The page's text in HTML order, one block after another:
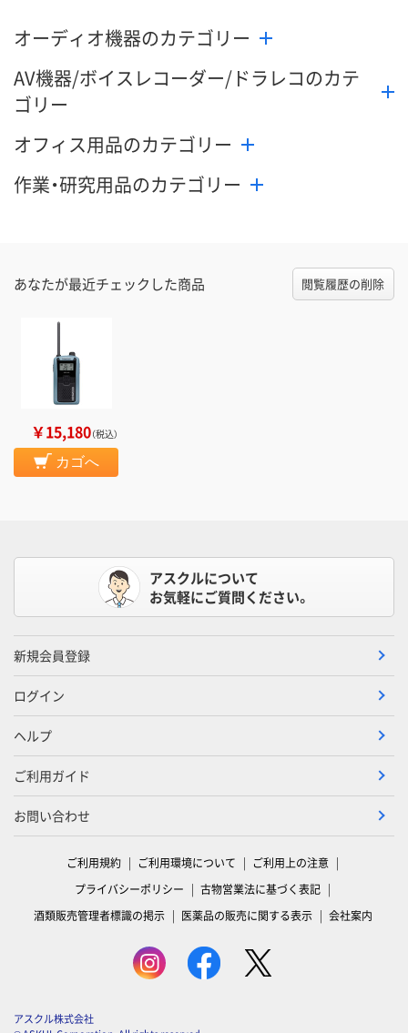
オーディオ機器のカテゴリー
AV機器/ボイスレコーダー/ドラレコのカテ
ゴリー
オフィス用品のカテゴリー
作業・研究用品のカテゴリー
あなたが最近チェックした商品 閲覧履歴の削除
￥15,180（税込）
カゴへ
アスクルについて
お気軽にご質問ください。
新規会員登録
ログイン
ヘルプ
ご利用ガイド
お問い合わせ
ご利用規約 ご利用環境について
ご利用上の注意
プライバシーポリシー
古物営業法に基づく表記
酒類販売管理者標識の掲示
医薬品の販売に関する表示 会社案内
アスクル株式会社